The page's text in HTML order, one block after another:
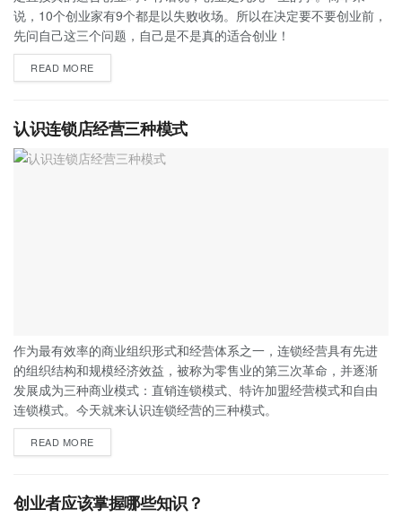
说，10个创业家有9个都是以失败收场。所以在决定要不要创业前，
先问自己这三个问题，自己是不是真的适合创业！
READ MORE
认识连锁店经营三种模式
作为最有效率的商业组织形式和经营体系之一，连锁经营具有先进
的组织结构和规模经济效益，被称为零售业的第三次革命，并逐渐
发展成为三种商业模式：直销连锁模式、特许加盟经营模式和自由
连锁模式。今天就来认识连锁经营的三种模式。
READ MORE
创业者应该掌握哪些知识？